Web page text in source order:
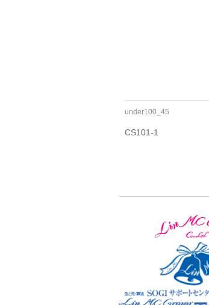
under100_45
CS101-1